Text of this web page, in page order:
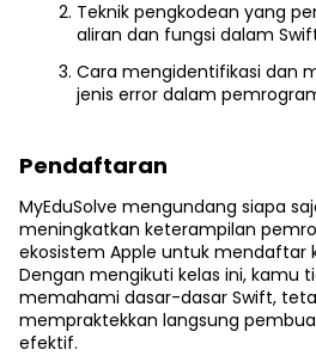
Teknik pengkodean yang
aliran dan fungsi dalam
Cara mengidentifikasi dan
jenis error dalam
Pendaftaran
MyEduSolve mengundang siapa
meningkatkan keterampilan
ekosistem Apple untuk mendaftar
Dengan mengikuti kelas ini, kamu
memahami dasar-dasar Swift,
mempraktekkan langsung
efektif.